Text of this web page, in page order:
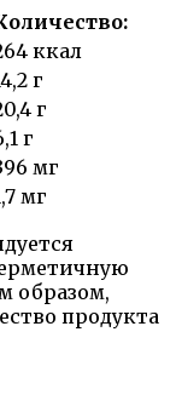
ккал
г
г
г
мг
мг
образом,
продукта